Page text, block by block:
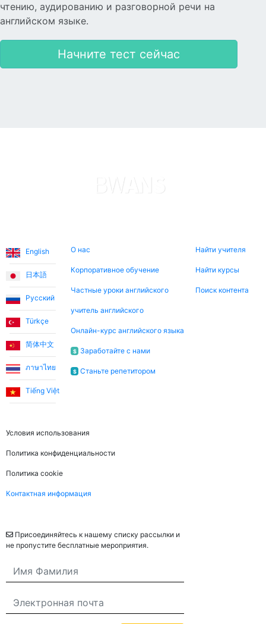
чтению, аудированию и разговорной речи на
английском языке.
Начните тест сейчас
English
日本語
Русский
Türkçe
简体中文
ภาษาไทย
Tiếng Việt
О нас
Корпоративное обучение
Частные уроки английского
учитель английского
Онлайн-курс английского языка
$ Заработайте с нами
$ Станьте репетитором
Найти учителя
Найти курсы
Поиск контента
Условия использования
Политика конфиденциальности
Политика cookie
Контактная информация
Присоединяйтесь к нашему списку рассылки и
не пропустите бесплатные мероприятия.